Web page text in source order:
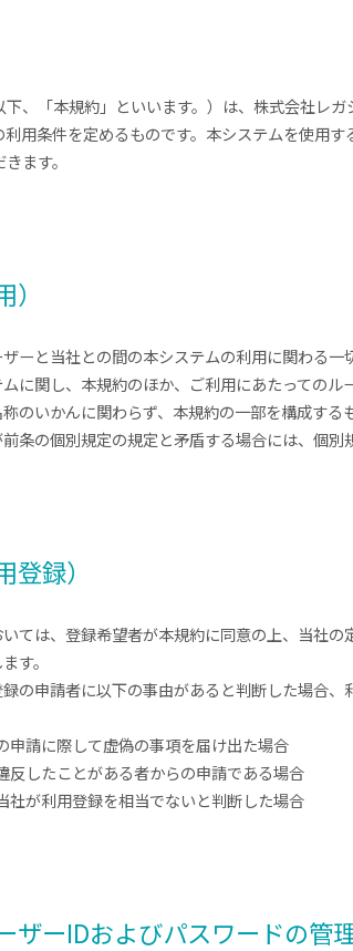
下、「本規約」といいます。）は、株式会社レ
利用条件を定めるものです。本システムを使用
ます。
ーと当社との間の本システムの利用に関わる一
に関し、本規約のほか、ご利用にあたっての
のいかんに関わらず、本規約の一部を構成する
条の個別規定の規定と矛盾する場合には、個
録）
ては、登録希望者が本規約に同意の上、当社
す。
の申請者に以下の事由があると判断した場合
申請に際して虚偽の事項を届け出た場合
反したことがある者からの申請である場合
社が利用登録を相当でないと判断した場合
ザーIDおよびパスワードの管理